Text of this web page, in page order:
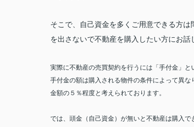
そこで、自己資金を多くご用意できる方
を出さないで不動産を購入したい方にお話
実際に不動産の売買契約を行うには「手付金」と
手付金の額は購入される物件の条件によって異な
金額の５％程度と考えられております。
では、頭金（自己資金）が無いと不動産は購入で